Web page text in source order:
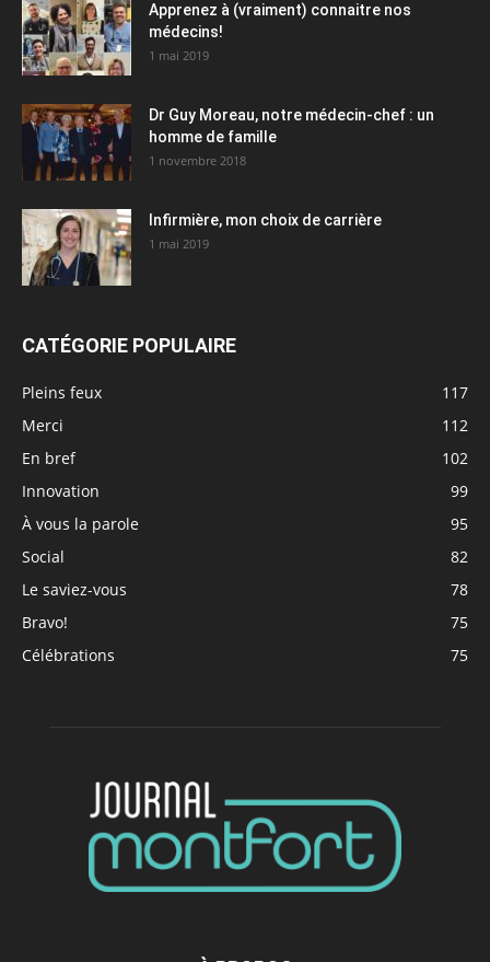
Apprenez à (vraiment) connaitre nos
médecins!
1 mai 2019
Dr Guy Moreau, notre médecin-chef : un
homme de famille
1 novembre 2018
Infirmière, mon choix de carrière
1 mai 2019
CATÉGORIE POPULAIRE
Pleins feux
117
Merci
112
En bref
102
Innovation
99
À vous la parole
95
Social
82
Le saviez-vous
78
Bravo!
75
Célébrations
75